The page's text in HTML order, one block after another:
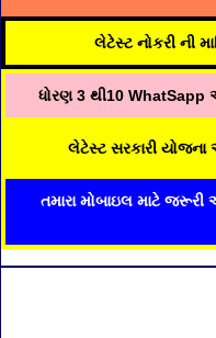
લેટેસ્ટ નોકરી ની
ધોરણ 3 થી10 WhatSapp
લેટેસ્ટ સરકારી યોજના
તમારા મોબાઇલ માટે